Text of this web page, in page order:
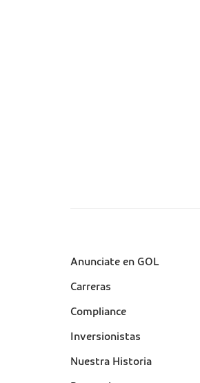
Sobre a Gol (footer)
Anunciate en GOL
Carreras
Compliance
Inversionistas
Nuestra Historia